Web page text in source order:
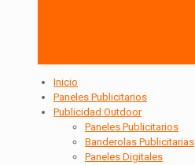
Inicio
Paneles Publicitarios
Publicidad Outdoor
Paneles Publicitarios
Banderolas Publicitarias
Paneles Digitales